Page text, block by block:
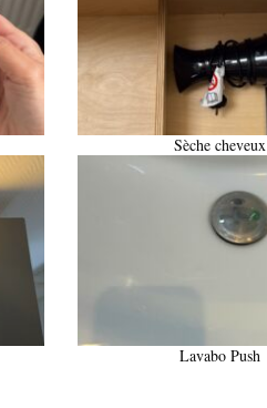
Sèche cheveux
Lavabo Push